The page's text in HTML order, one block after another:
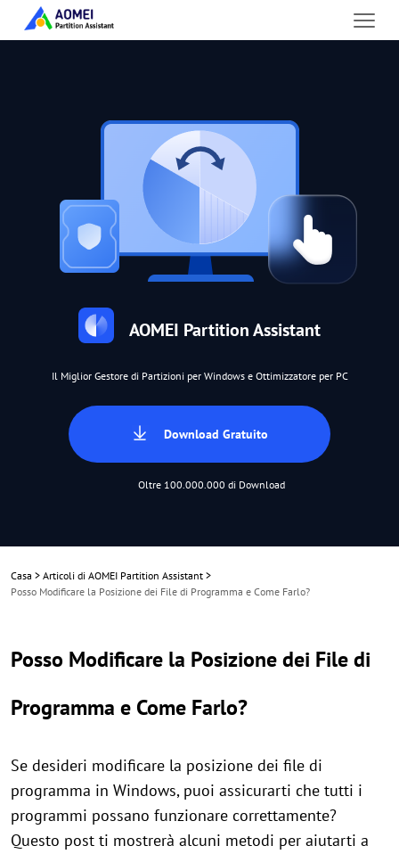
AOMEI Partition Assistant
Il Miglior Gestore di Partizioni per Windows e Ottimizzatore per PC
Download Gratuito
Oltre 100.000.000 di Download
Casa > Articoli di AOMEI Partition Assistant >
Posso Modificare la Posizione dei File di Programma e Come Farlo?
Posso Modificare la Posizione dei File di
Programma e Come Farlo?
Se desideri modificare la posizione dei file di
programma in Windows, puoi assicurarti che tutti i
programmi possano funzionare correttamente?
Questo post ti mostrerà alcuni metodi per aiutarti a